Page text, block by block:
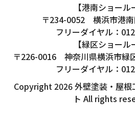
【港南ショール
〒234-0052 横浜市港
フリーダイヤル：
【緑区ショール
〒226-0016 神奈川県横浜市緑
フリーダイヤル：
Copyright 2026 外壁塗装・屋根
ト All rights